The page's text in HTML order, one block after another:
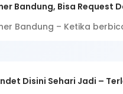
Bandung, Bisa Request
Bandung – Ketika
Disini Sehari Jadi –